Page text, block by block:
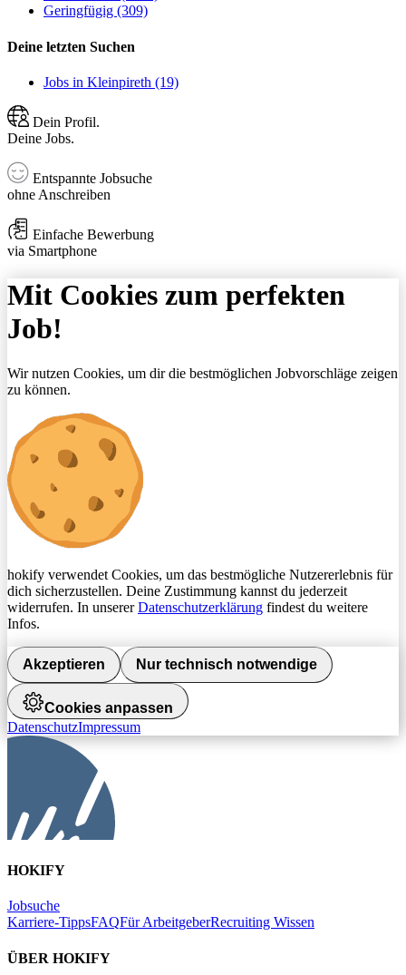
Geringfügig (309)
Deine letzten Suchen
Jobs in Kleinpireth (19)
Dein Profil.
Deine Jobs.
Entspannte Jobsuche
ohne Anschreiben
Einfache Bewerbung
via Smartphone
Mit Cookies zum perfekten
Job!
Wir nutzen Cookies, um dir die bestmöglichen Jobvorschläge zeigen
zu können.
hokify verwendet Cookies, um das bestmögliche Nutzererlebnis für
dich sicherzustellen. Deine Zustimmung kannst du jederzeit
widerrufen. In unsererDatenschutzerklärung findest du weitere
Infos.
Akzeptieren Nur technisch notwendige
Cookies anpassen
DatenschutzImpressum
HOKIFY
Jobsuche
Karriere-TippsFAQFür ArbeitgeberRecruiting Wissen
ÜBER HOKIFY